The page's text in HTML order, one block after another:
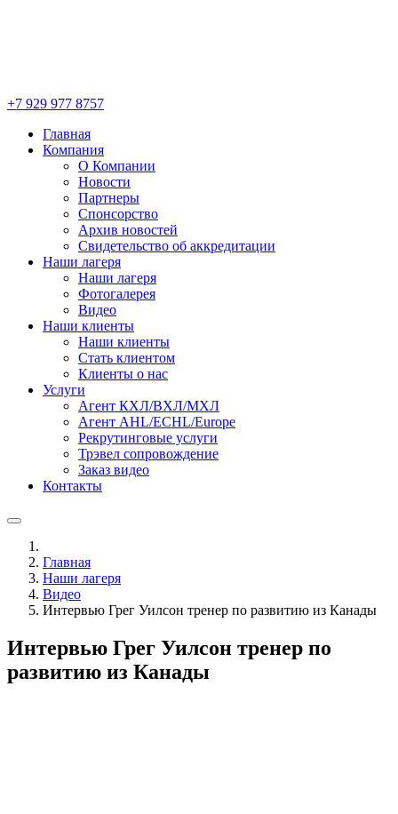
+7 929 977 8757
Главная
Компания
О Компании
Новости
Партнеры
Спонсорство
Архив новостей
Свидетельство об аккредитации
Наши лагеря
Наши лагеря
Фотогалерея
Видео
Наши клиенты
Наши клиенты
Стать клиентом
Клиенты о нас
Услуги
Агент КХЛ/ВХЛ/МХЛ
Агент AHL/ECHL/Europe
Рекрутинговые услуги
Трэвел сопровождение
Заказ видео
Контакты
Главная
Наши лагеря
Видео
Интервью Грег Уилсон тренер по развитию из Канады
Интервью Грег Уилсон тренер по
развитию из Канады